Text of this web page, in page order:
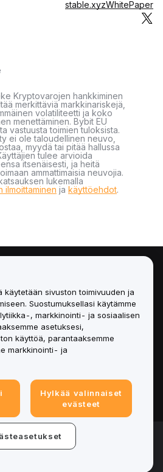
stable.xyzWhitePaper
Kryptovarojen hankkiminen
merkittäviä markkinariskejä,
volatiliteetti ja koko
menettäminen. Bybit EU
vastuusta toimien tuloksista.
ei ole taloudellinen neuvo,
myydä tai pitää hallussa
tulee arvioida
itsenäisesti, ja heitä
ammattimaisia neuvojia.
lukemalla
ilmoittaminen ja käyttöehdot.
rights reserved.
käytetään sivuston toimivuuden ja
Suostumuksellasi käytämme
, markkinointi- ja sosiaalisen
asetuksesi,
käyttöä, parantaaksemme
markkinointi- ja
Hylkää valinnaiset
evästeet